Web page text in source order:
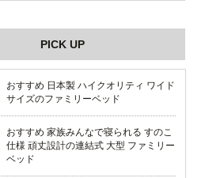
PICK UP
おすすめ 日本製 ハイクオリティ ワイド
サイズのファミリーベッド
おすすめ 家族みんなで寝られる すのこ
仕様 頑丈設計の連結式 大型 ファミリー
ベッド